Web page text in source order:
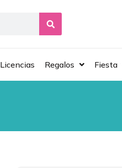
Licencias Regalos Fiesta